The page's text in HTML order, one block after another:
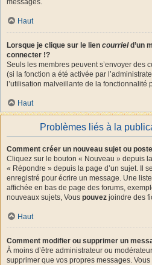
messages.
Haut
Lorsque je clique sur le lien courrield’un
connecter !?
Seuls les membres peuvent s’envoyer des
(si la fonction a été activée par
l’utilisation malveillante de la fonctionnalité
Haut
Problèmes liés à la
Comment créer un nouveau sujet ou
Cliquez sur le bouton « Nouveau » depuis
« Répondre » depuis la page d’un sujet. Il
enregistré pour écrire un message. Une
affichée en bas de page des forums,
nouveaux sujets, Vous pouvez joindre des
Haut
Comment modifier ou supprimer un
À moins d’être administrateur ou
supprimer que vos propres messages.